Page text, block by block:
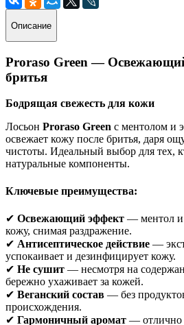
Описание
Proraso Green —
бритья
Бодрящая свежесть для кожи
Лосьон Proraso Green с ментолом и
освежает кожу после бритья, даря
чистоты. Идеальный выбор для тех,
натуральные компоненты.
Ключевые преимущества:
✔ Освежающий эффект — ментол и
кожу, снимая раздражение.
✔ Антисептическое действие —
успокаивает и дезинфицирует кожу.
✔ Не сушит — несмотря на
бережно ухаживает за кожей.
✔ Веганский состав — без
происхождения.
✔ Гармоничный аромат — отлично